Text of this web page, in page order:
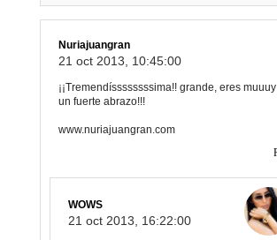
Nuriajuangran
21 oct 2013, 10:45:00
¡¡Tremendíssssssssima!! grande, eres
un fuerte abrazo!!!
www.nuriajuangran.com
WOWS
21 oct 2013, 16:22:00